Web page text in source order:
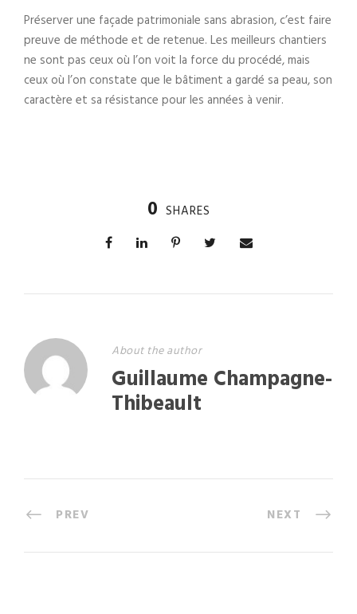
Préserver une façade patrimoniale sans abrasion, c’est faire
preuve de méthode et de retenue. Les meilleurs chantiers
ne sont pas ceux où l’on voit la force du procédé, mais
ceux où l’on constate que le bâtiment a gardé sa peau, son
caractère et sa résistance pour les années à venir.
0 SHARES
About the author
Guillaume Champagne-
Thibeault
PREV NEXT